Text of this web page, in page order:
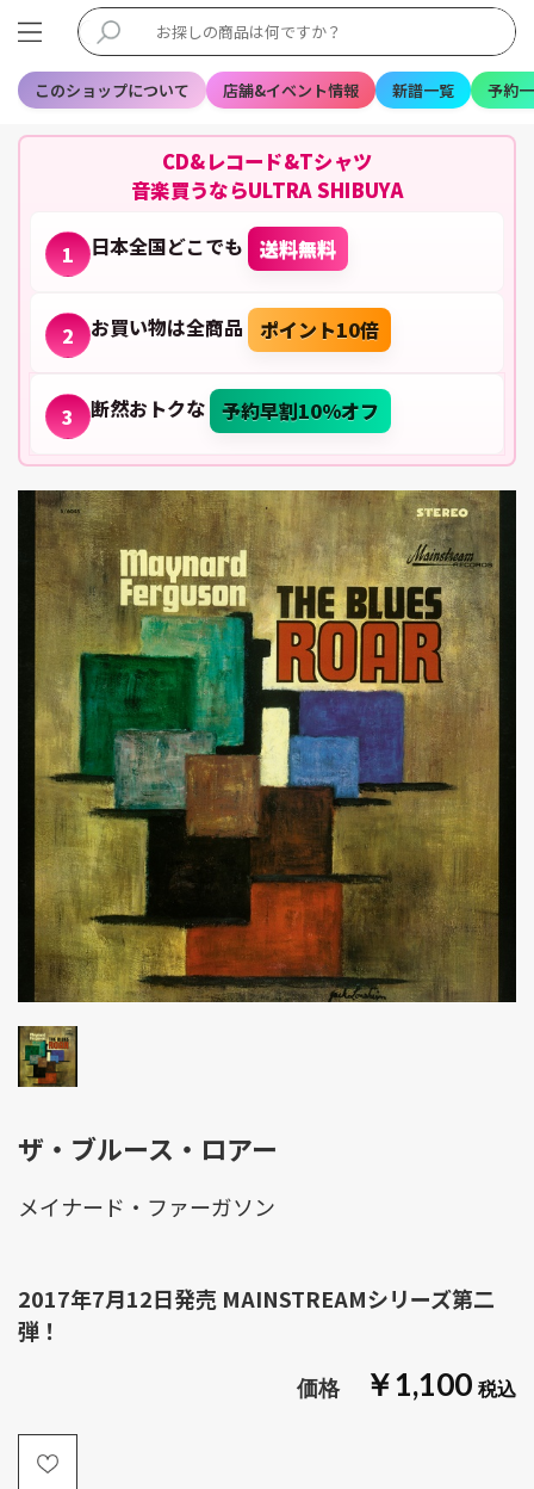
このショップについて 店舗&イベント情報 新譜一覧 予約
CD&レコード&Tシャツ
音楽買うならULTRA SHIBUYA
1 日本全国どこでも 送料無料
2 お買い物は全商品 ポイント10倍
3 断然おトクな 予約早割10%オフ
ザ・ブルース・ロアー
￥1,100
メイナード・ファーガソン
2017年7月12日発売 MAINSTREAMシリーズ第二
弾！